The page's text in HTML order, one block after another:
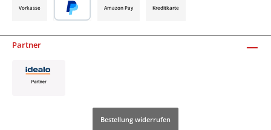
Vorkasse Amazon Pay Kreditkarte
Partner
Bestellung widerrufen